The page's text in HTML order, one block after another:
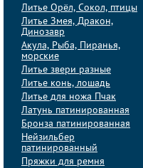
Литье Орёл, Сокол, птицы
Литье Змея, Дракон,
Динозавр
Акула, Рыба, Пиранья,
морские
Литье звери разные
Литье конь, лошадь
Литье для ножа Пчак
Латунь патинированная
Бронза патинированная
Нейзильбер
патинированный
Пряжки для ремня